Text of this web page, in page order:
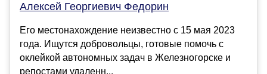
Алексей Георгиевич Федорин
Его местонахождение неизвестно с 15 мая 2023
года. Ищутся добровольцы, готовые помочь с
оклейкой автономных задач в Железногорске и
репостами удаленн...